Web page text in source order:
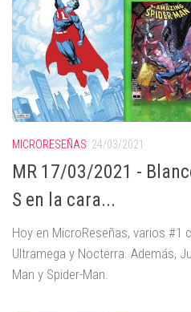
MICRORESEÑAS 24/03/2021
MR 17/03/2021 -
S en la cara...
Hoy en MicroReseñas, varios #1
Ultramega y Nocterra. Además,
Man y Spider-Man.